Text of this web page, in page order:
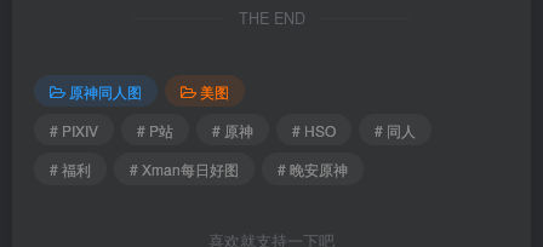
THE END
原神同人图
美图
# PIXIV
# P站 # 原神 # HSO
# 同人
# 福利
# Xman每日好图 # 晚安原神
喜欢就支持一下吧